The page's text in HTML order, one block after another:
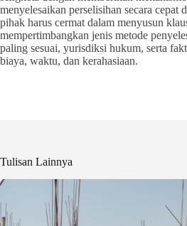
menyelesaikan perselisihan secara cepat
pihak harus cermat dalam menyusun
mempertimbangkan jenis metode
paling sesuai, yurisdiksi hukum, serta
biaya, waktu, dan kerahasiaan.
Tulisan Lainnya